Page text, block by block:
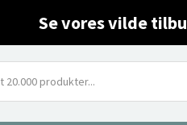
Se vores vilde